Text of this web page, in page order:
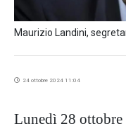
Maurizio Landini,
24 ottobre 2024 11:04
Lunedì 28 ottobre